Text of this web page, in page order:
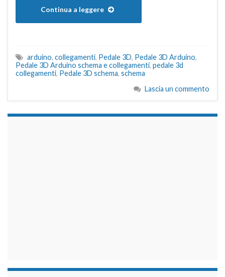
Continua a leggere
arduino, collegamenti, Pedale 3D, Pedale 3D Arduino,
Pedale 3D Arduino schema e collegamenti, pedale 3d
collegamenti, Pedale 3D schema, schema
Lascia un commento